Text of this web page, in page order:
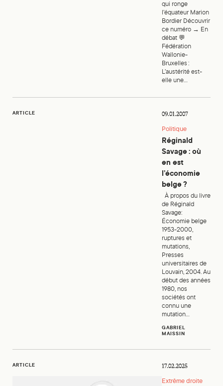
qui ronge
l’équateur Marion
Bordier Découvrir
ce numéro → En
débat 💬
Fédération
Wallonie-
Bruxelles :
L’austérité est-
elle une...
ARTICLE 09.01.2007
Politique
Réginald
Savage : où
en est
l’économie
belge ?
À propos du livre
de Réginald
Savage:
Économie belge
1953-2000,
ruptures et
mutations,
Presses
universitaires de
Louvain, 2004. Au
début des années
1980, nos
sociétés ont
connu une
mutation...
GABRIEL
MAISSIN
ARTICLE 17.02.2025
Extrême droite